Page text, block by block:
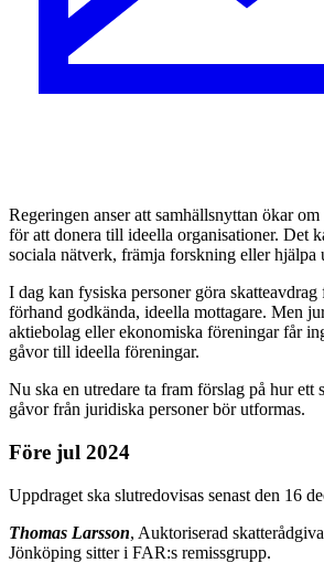
Regeringen anser att samhällsnyttan ökar
för att donera till ideella organisationer. Det
sociala nätverk, främja forskning eller hjälpa
I dag kan fysiska personer göra
förhand godkända, ideella mottagare. Men
aktiebolag eller ekonomiska föreningar får
gåvor till ideella föreningar.
Nu ska en utredare ta fram förslag på hur ett
gåvor från juridiska personer bör utformas.
Före jul 2024
Uppdraget ska slutredovisas senast den 16
Thomas Larsson, Auktoriserad
Jönköping sitter i FAR:s remissgrupp.